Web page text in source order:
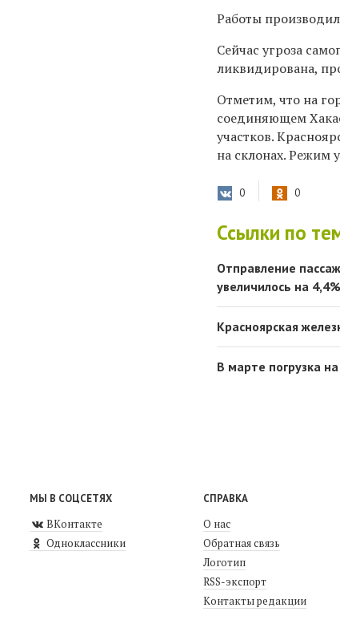
Работы
Сейчас угроза
ликвидирована,
Отметим, что на
соединяющем
участков.
на склонах. Режим
0 0
Ссылки по
Отправление
увеличилось на 4,4%
Красноярская
В марте погрузка
МЫ В СОЦСЕТЯХ
ВКонтакте
Одноклассники
СПРАВКА
О нас
Обратная связь
Логотип
RSS-экспорт
Контакты редакции